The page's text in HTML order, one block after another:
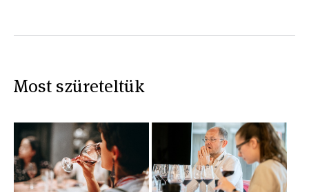
Most szüreteltük